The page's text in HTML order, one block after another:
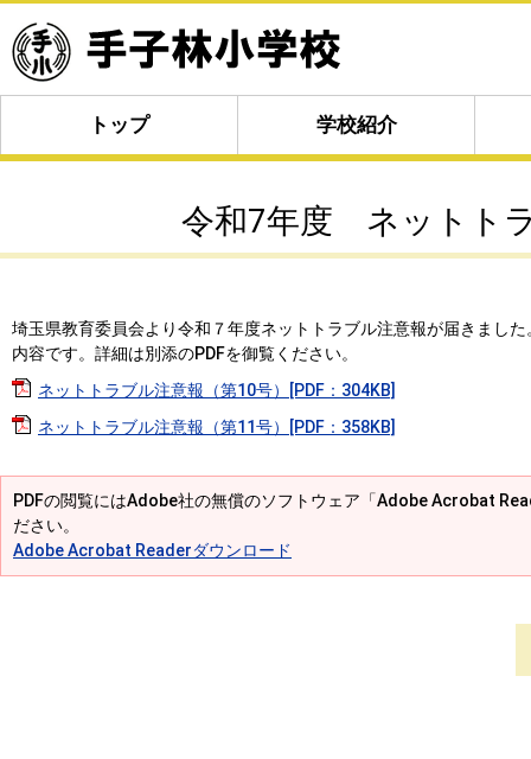
トップ 学校紹介
令和7年度 ネットト
埼玉県教育委員会より令和７年度ネットトラブル注意報が届きまし
内容です。詳細は別添のPDFを御覧ください。
ネットトラブル注意報（第10号）[PDF：304KB]
ネットトラブル注意報（第11号）[PDF：358KB]
PDFの閲覧にはAdobe社の無償のソフトウェア「Adobe Acrobat
ださい。
Adobe Acrobat Readerダウンロード